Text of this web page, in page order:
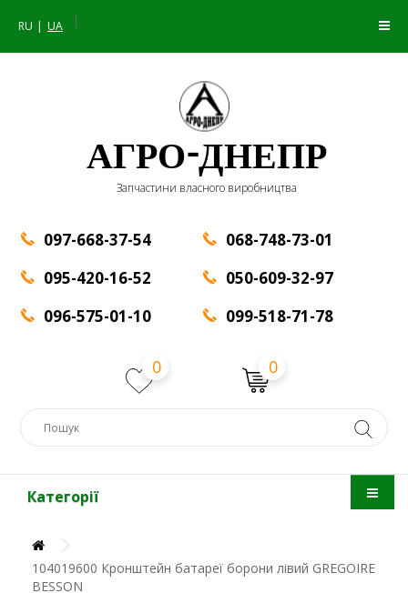
RU UA |
АГРО-ДНЕПР
Запчастини власного виробництва
097-668-37-54
095-420-16-52
096-575-01-10
068-748-73-01
050-609-32-97
099-518-71-78
0 0
Категорії
104019600 Кронштейн батареї борони лівий GREGOIRE
BESSON